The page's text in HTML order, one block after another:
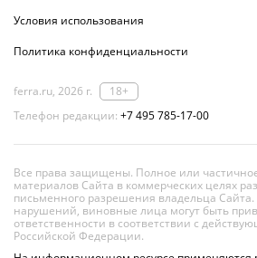
Условия использования
Политика конфиденциальности
ferra.ru, 2026 г.
18+
Телефон редакции: +7 495 785-17-00
Все права защищены. Полное или
материалов Сайта в коммерческих целях
письменного разрешения владельца
нарушений, виновные лица могут быть
ответственности в соответствии с
Российской Федерации.